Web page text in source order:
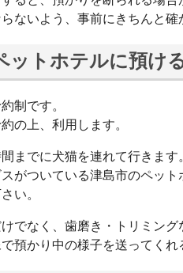
ないよう、事前にきちんと確
ットホテルに預け
制です。
の上、利用します。
までに犬猫を連れて行きます
がついている津島市のペッ
い。
でなく、歯磨き・トリミング
預かり中の様子を送ってくれ